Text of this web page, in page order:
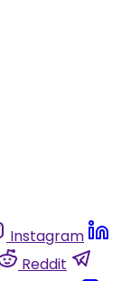
Instagram
Reddit